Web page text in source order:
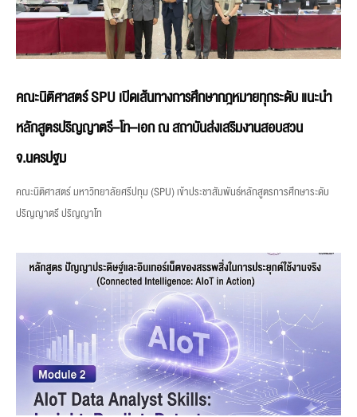
คณะนิติศาสตร์ SPU เปิดเส้นทางการศึกษากฎหมายทุกระดับ แนะนำ
หลักสูตรปริญญาตรี–โท–เอก ณ สถาบันส่งเสริมงานสอบสวน
จ.นครปฐม
คณะนิติศาสตร์ มหาวิทยาลัยศรีปทุม (SPU) เข้าประชาสัมพันธ์หลักสูตรการศึกษาระดับ
ปริญญาตรี ปริญญาโท